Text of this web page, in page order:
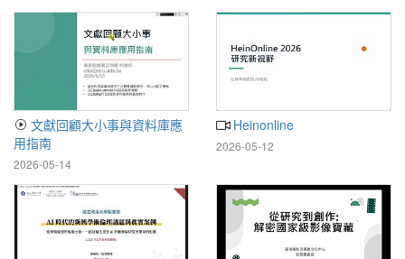
文獻回顧大小事與資料庫應
用指南
2026-05-14
Heinonline
2026-05-12